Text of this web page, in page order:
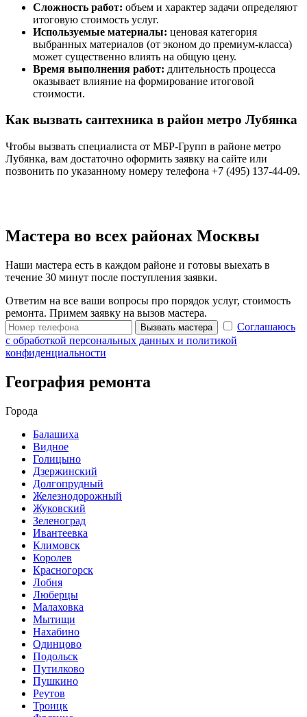
Сложность работ: объем и характер задачи определяют
итоговую стоимость услуг.
Используемые материалы: ценовая категория
выбранных материалов (от эконом до премиум-класса)
может существенно влиять на общую цену.
Время выполнения работ: длительность процесса
оказывает влияние на формирование итоговой
стоимости.
Как вызвать сантехника в район метро Лубянка
Чтобы вызвать специалиста от МБР-Групп в районе метро
Лубянка, вам достаточно оформить заявку на сайте или
позвонить по указанному номеру телефона +7 (495) 137-44-09.
Мастера во всех районах Москвы
Наши мастера есть в каждом районе и готовы выехать в
течение 30 минут после поступления заявки.
Ответим на все ваши вопросы про порядок услуг, стоимость
ремонта. Примем заявку на вызов мастера.
Вызвать мастера
Соглашаюсь
с обработкой персональных данных и политикой
конфиденциальности
География ремонта
Города
Балашиха
Видное
Голицыно
Дзержинский
Долгопрудный
Железнодорожный
Жуковский
Зеленоград
Ивантеевка
Климовск
Королев
Красногорск
Лобня
Люберцы
Малаховка
Мытищи
Нахабино
Одинцово
Подольск
Путилково
Пушкино
Реутов
Троицк